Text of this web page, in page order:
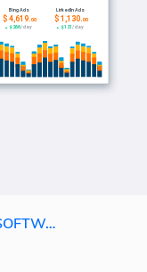
EMAIL MARKETING RAPPORTAGE SOFTWARE